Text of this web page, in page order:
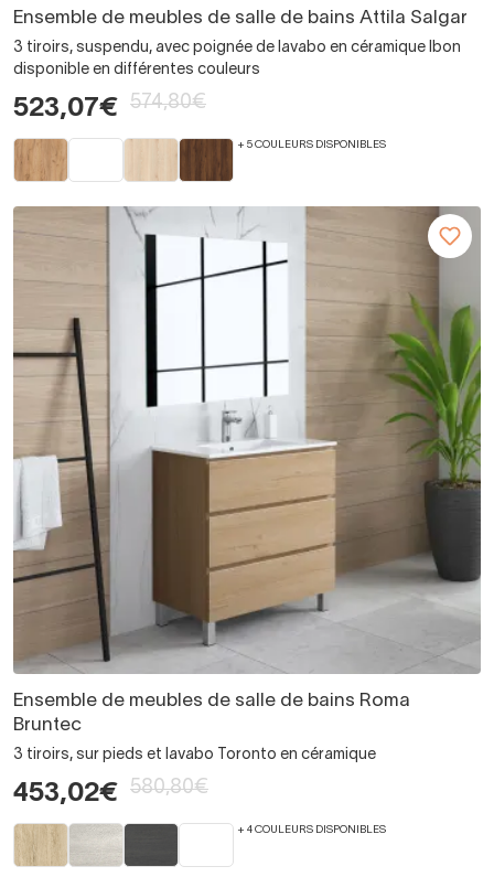
Ensemble de meubles de salle de bains Attila Salgar
3 tiroirs, suspendu, avec poignée de lavabo en céramique Ibon
disponible en différentes couleurs
523,07€ 574,80€
+ 5 COULEURS DISPONIBLES
Ensemble de meubles de salle de bains Roma
Bruntec
3 tiroirs, sur pieds et lavabo Toronto en céramique
453,02€ 580,80€
+ 4 COULEURS DISPONIBLES